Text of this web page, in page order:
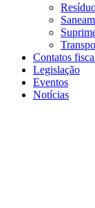
Contatos
Legislação
Eventos
Notícias